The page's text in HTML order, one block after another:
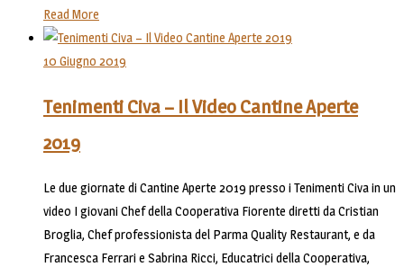
Read More
10 Giugno 2019
Tenimenti Civa – Il Video Cantine Aperte
2019
Le due giornate di Cantine Aperte 2019 presso i Tenimenti Civa in un
video I giovani Chef della Cooperativa Fiorente diretti da Cristian
Broglia, Chef professionista del Parma Quality Restaurant, e da
Francesca Ferrari e Sabrina Ricci, Educatrici della Cooperativa,